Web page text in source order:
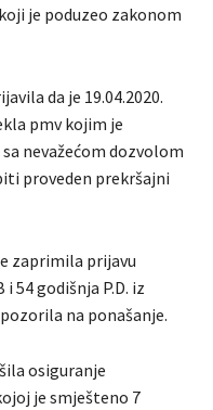
je poduzeo zakonom
da je 19.04.2020.
pmv kojim je
sa nevažećom dozvolom
proveden prekršajni
zaprimila prijavu
54 godišnja P.D. iz
na ponašanje.
osiguranje
je smješteno 7